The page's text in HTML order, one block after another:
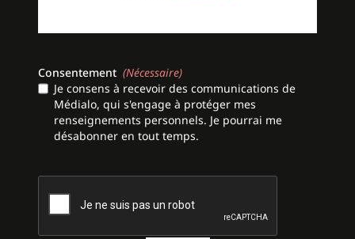
Consentement (Nécessaire)
Je consens à recevoir des communications de
Médialo, qui s'engage à protéger mes
renseignements personnels. Je pourrai me
désabonner en tout temps.
CAPTCHA